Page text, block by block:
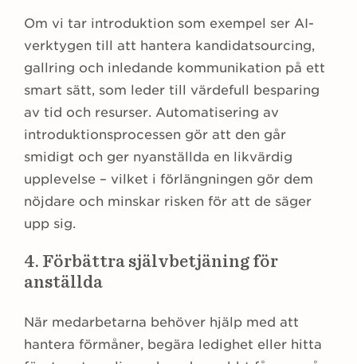
Om vi tar introduktion som exempel ser AI-
verktygen till att hantera kandidatsourcing,
gallring och inledande kommunikation på ett
smart sätt, som leder till värdefull besparing
av tid och resurser. Automatisering av
introduktionsprocessen gör att den går
smidigt och ger nyanställda en likvärdig
upplevelse – vilket i förlängningen gör dem
nöjdare och minskar risken för att de säger
upp sig.
4. Förbättra självbetjäning för
anställda
När medarbetarna behöver hjälp med att
hantera förmåner, begära ledighet eller hitta